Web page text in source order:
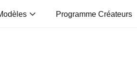
Programme Créateurs